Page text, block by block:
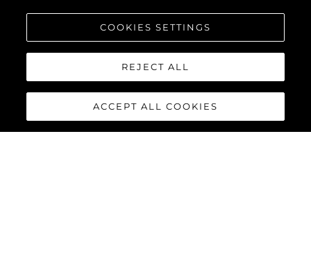
COOKIES SETTINGS
REJECT ALL
ACCEPT ALL COOKIES